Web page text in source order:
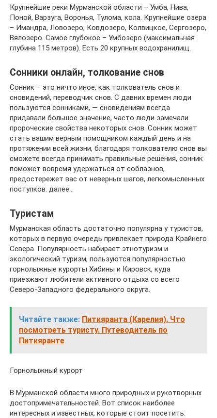
Крупнейшие реки Мурманской области – Умба, Нива,
Поной, Варзуга, Воронья, Тулома, кола. Крупнейшие озера
– Имандра, Ловозеро, Ковдозеро, Колвицкое, Сергозеро,
Вялозеро. Самое глубокое – Умбозеро (максимальная
глубина 115 метров). Есть 20 крупных водохранилищ.
Сонники онлайн, толкование снов
Сонник – это ничто иное, как толкователь снов и
сновидений, переводчик снов. С давних времен люди
пользуются сонниками, — сновидениям всегда
придавали большое значение, часто люди замечали
пророческие свойства некоторых снов. Сонник может
стать вашим верным помощником каждый день и на
протяжении всей жизни, благодаря толкователю снов вы
сможете всегда принимать правильные решения, сонник
поможет вовремя удержаться от соблазнов,
предостережет вас от неверных шагов, легкомысленных
поступков. далее…
Туристам
Мурманская область достаточно популярна у туристов,
которых в первую очередь привлекает природа Крайнего
Севера. Популярность набирает этнотуризм и
экологический туризм, пользуются популярностью
горнолыжные курорты Хибины и Кировск, куда
приезжают любители активного отдыха со всего
Северо-Западного федерального округа.
Читайте также: Питкяранта (Карелия). Что
посмотреть туристу. Путеводитель по
Питкяранте
Горнолыжный курорт
В Мурманской области много природных и рукотворных
достопримечательностей. Вот список наиболее
интересных и известных, которые стоит посетить: